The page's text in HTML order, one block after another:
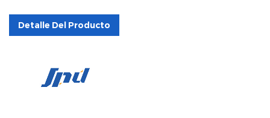
Detalle Del Producto